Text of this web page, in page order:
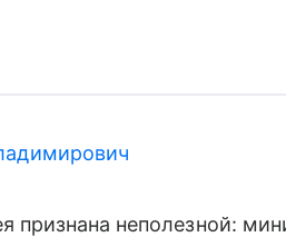
признана неполезной: